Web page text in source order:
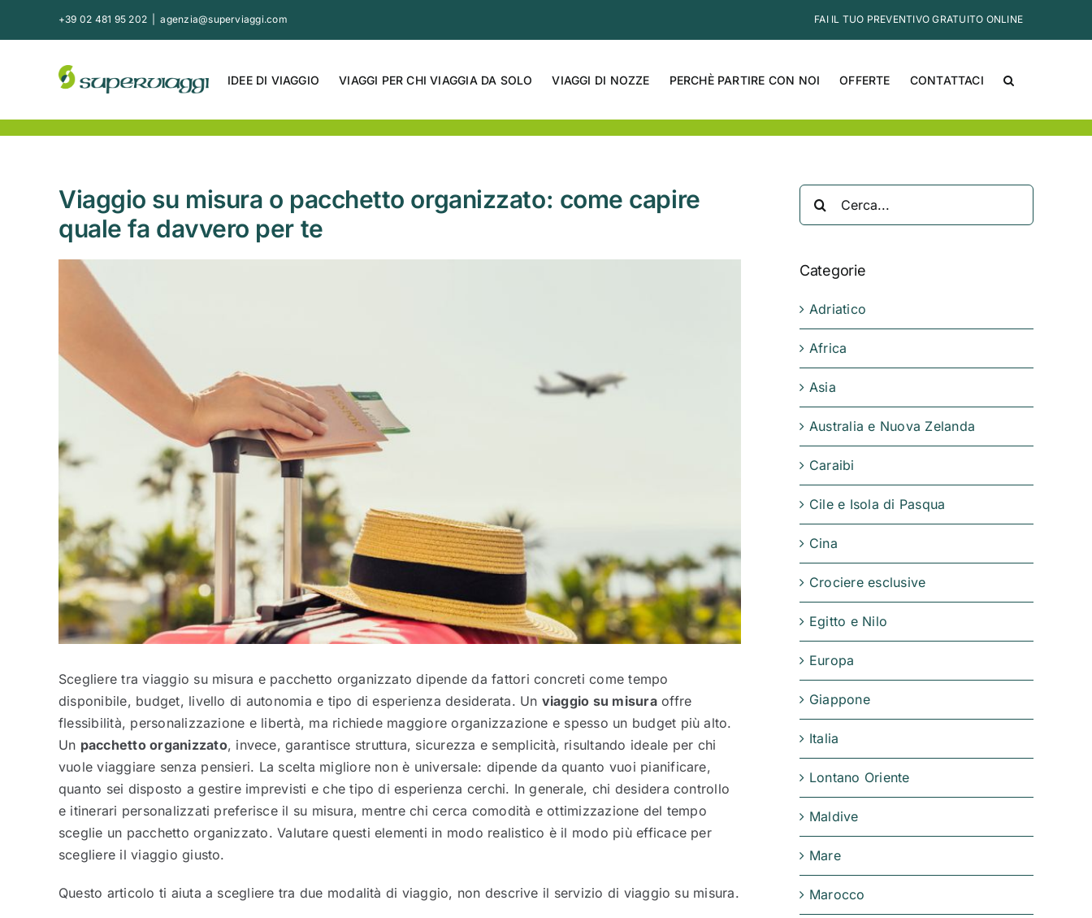
+39 02 481 95 202 agenzia@superviaggi.com FAI IL TUO PREVENTIVO GRATUITO ONLINE
IDEE DI VIAGGIO VIAGGI PER CHI VIAGGIA DA SOLO VIAGGI DI NOZZE PERCHÈ PARTIRE CON NOI OFFERTE CONTATTACI
Viaggio su misura o pacchetto organizzato: come capire
quale fa davvero per te
Ingrandisci
immagine
Scegliere tra viaggio su misura e pacchetto organizzato dipende da fattori concreti come tempo
disponibile, budget, livello di autonomia e tipo di esperienza desiderata. Un viaggio su misuraoffre
flessibilità, personalizzazione e libertà, ma richiede maggiore organizzazione e spesso un budget più alto.
Un pacchetto organizzato, invece, garantisce struttura, sicurezza e semplicità, risultando ideale per chi
vuole viaggiare senza pensieri. La scelta migliore non è universale: dipende da quanto vuoi pianificare,
quanto sei disposto a gestire imprevisti e che tipo di esperienza cerchi. In generale, chi desidera controllo
e itinerari personalizzati preferisce il su misura, mentre chi cerca comodità e ottimizzazione del tempo
sceglie un pacchetto organizzato. Valutare questi elementi in modo realistico è il modo più efficace per
scegliere il viaggio giusto.
Questo articolo ti aiuta a scegliere tra due modalità di viaggio, non descrive il servizio di viaggio su misura.
Categorie
Adriatico
Africa
Asia
Australia e Nuova Zelanda
Caraibi
Cile e Isola di Pasqua
Cina
Crociere esclusive
Egitto e Nilo
Europa
Giappone
Italia
Lontano Oriente
Maldive
Mare
Marocco